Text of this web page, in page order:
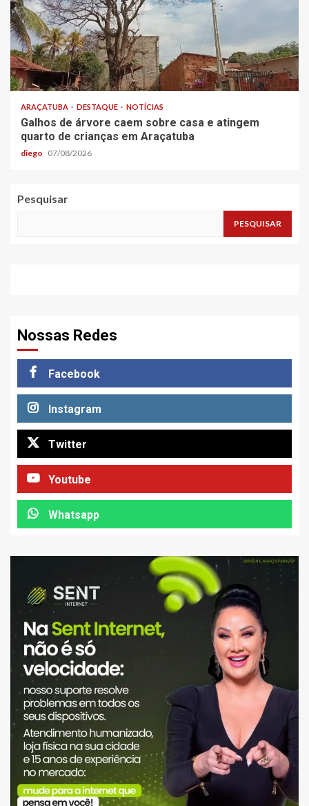
ARAÇATUBA DESTAQUE NOTÍCIAS
Galhos de árvore caem sobre casa e atingem
quarto de crianças em Araçatuba
diego 07/08/2026
Pesquisar
PESQUISAR
Nossas Redes
Facebook
Instagram
Twitter
Youtube
Whatsapp